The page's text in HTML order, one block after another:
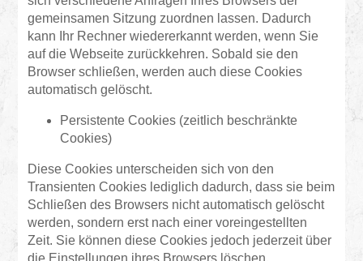
gemeinsamen Sitzung zuordnen lassen. Dadurch
kann Ihr Rechner wiedererkannt werden, wenn Sie
auf die Webseite zurückkehren. Sobald sie den
Browser schließen, werden auch diese Cookies
automatisch gelöscht.
Persistente Cookies (zeitlich beschränkte
Cookies)
Diese Cookies unterscheiden sich von den
Transienten Cookies lediglich dadurch, dass sie beim
Schließen des Browsers nicht automatisch gelöscht
werden, sondern erst nach einer voreingestellten
Zeit. Sie können diese Cookies jedoch jederzeit über
die Einstellungen ihres Browsers löschen.